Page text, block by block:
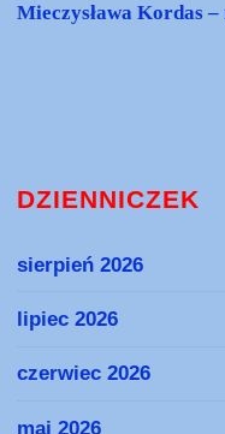
Mieczysława Kordas
DZIENNICZEK
sierpień 2026
lipiec 2026
czerwiec 2026
maj 2026